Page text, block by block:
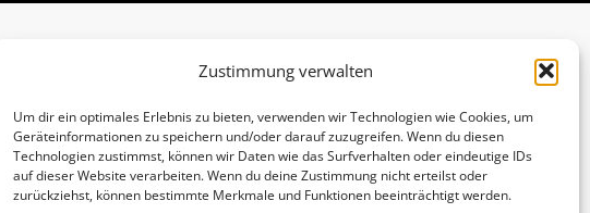
Zustimmung verwalten
Um dir ein optimales Erlebnis zu bieten, verwenden wir Technologien wie Cookies, um
Geräteinformationen zu speichern und/oder darauf zuzugreifen. Wenn du diesen
Technologien zustimmst, können wir Daten wie das Surfverhalten oder eindeutige IDs
auf dieser Website verarbeiten. Wenn du deine Zustimmung nicht erteilst oder
zurückziehst, können bestimmte Merkmale und Funktionen beeinträchtigt werden.